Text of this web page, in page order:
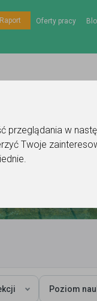
przeglądania w
Twoje
.
Raport Oferty pracy
Poziom